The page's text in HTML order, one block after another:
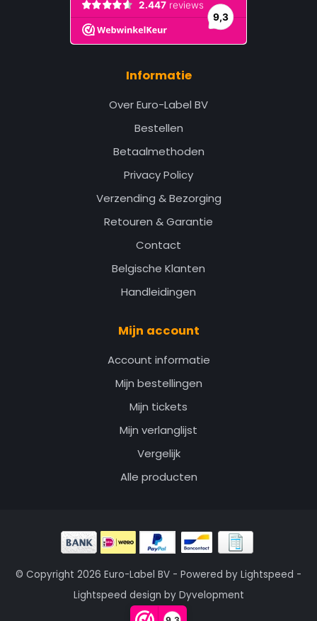
Informatie
Over Euro-Label BV
Bestellen
Betaalmethoden
Privacy Policy
Verzending & Bezorging
Retouren & Garantie
Contact
Belgische Klanten
Handleidingen
Mijn account
Account informatie
Mijn bestellingen
Mijn tickets
Mijn verlanglijst
Vergelijk
Alle producten
© Copyright 2026 Euro-Label BV - Powered by Lightspeed -
Lightspeed design by Dyvelopment